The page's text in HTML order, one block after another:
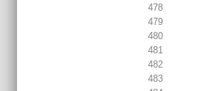
478
479
480
481
482
483